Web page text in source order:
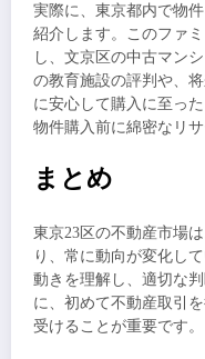
実際に、東京都内で物
紹介します。このファ
し、文京区の中古マン
の教育施設の評判や、
に安心して購入に至っ
物件購入前に綿密なリ
まとめ
東京23区の不動産市場
り、常に動向が変化し
動きを理解し、適切な
に、初めて不動産取引
受けることが重要です。